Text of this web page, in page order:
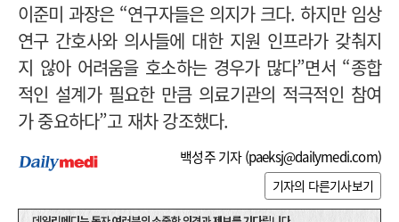
이준미 과장은 “연구자들은 의지가 크다. 하지만 임상
연구 간호사와 의사들에 대한 지원 인프라가 갖춰지
지 않아 어려움을 호소하는 경우가 많다”면서 “종합
적인 설계가 필요한 만큼 의료기관의 적극적인 참여
가 중요하다”고 재차 강조했다.
백성주 기자 (paeksj@dailymedi.com)
기자의 다른기사보기